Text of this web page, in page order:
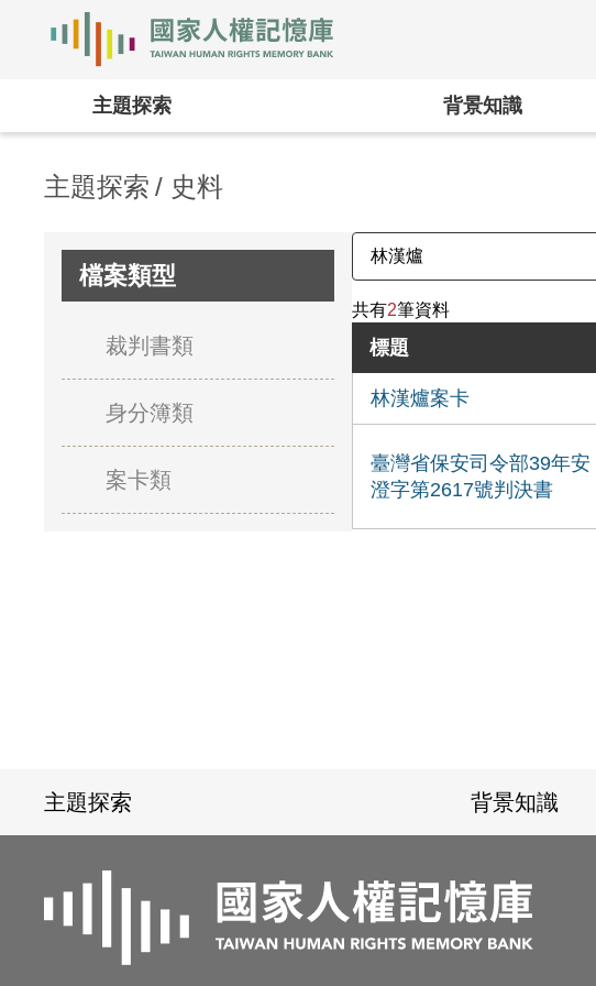
主題探索 背景知識
主題探索 史料
檔案類型
裁判書類
身分簿類
案卡類
共有2筆資料
標題
林漢爐案卡
臺灣省保安司令部39年安
澄字第2617號判決書
主題探索 背景知識